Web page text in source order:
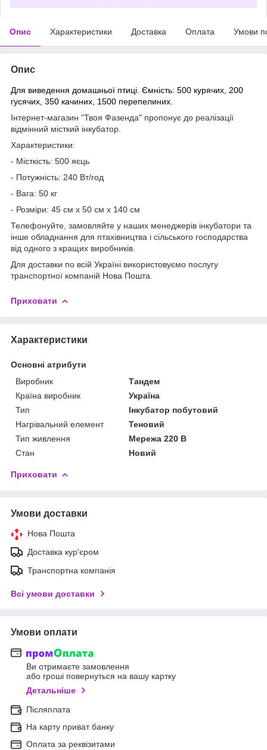
Опис Характеристики Доставка Оплата Умови
Опис
Для виведення домашньої птиці. Ємність: 500 курячих, 200
гусячих, 350 качиних, 1500 перепелиних.
Інтернет-магазин "Твоя Фазенда" пропонує до реалізації
відмінний місткий інкубатор.
Характеристики:
- Місткість: 500 яєць
- Потужність: 240 Вт/год
- Вага: 50 кг
- Розміри: 45 см х 50 см х 140 см
Телефонуйте, замовляйте у наших менеджерів інкубатори та
інше обладнання для птахівництва і сільського господарства
від одного з кращих виробників.
Для доставки по всій Україні використовуємо послугу
транспортної компаній Нова Пошта.
Приховати
Характеристики
Основні атрибути
Виробник
Тандем
Країна виробник
Україна
Тип
Інкубатор побутовий
Нагрівальний елемент
Теновий
Тип живлення
Мережа 220 В
Стан
Новий
Приховати
Умови доставки
Нова Пошта
Доставка кур'єром
Транспортна компанія
Всі умови доставки
Умови оплати
Ви отримаєте замовлення
або гроші повернуться на вашу картку
Детальніше
Післяплата
На карту приват банку
Оплата за реквізитами